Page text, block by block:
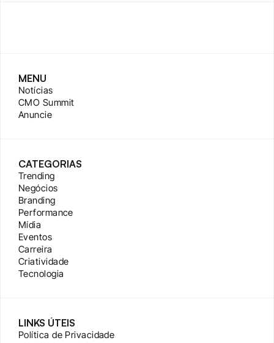
MENU
Notícias
CMO Summit
Anuncie
CATEGORIAS
Trending
Negócios
Branding
Performance
Mídia
Eventos
Carreira
Criatividade
Tecnologia
LINKS ÚTEIS
Política de Privacidade